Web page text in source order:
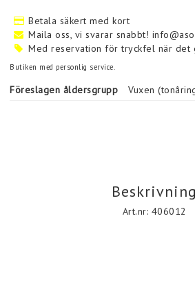
Betala säkert med kort
Maila oss, vi svarar snabbt!
Med reservation för tryckfel när det
Butiken med personlig service.
Föreslagen åldersgrupp Vuxen
Beskrivning
Art.nr: 406012